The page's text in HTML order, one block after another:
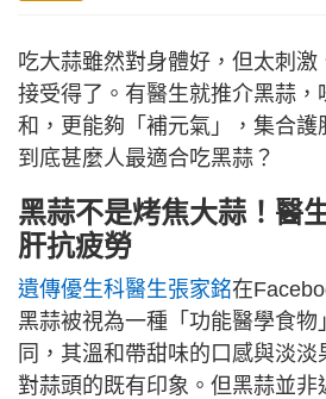
吃大蒜雖然對身體好，但太刺激
接受得了。有醫生就推介黑蒜，
和，更能夠「補元氣」，集合護
到底甚麼人最適合吃黑蒜？
黑蒜不是烤焦大蒜！醫
肝抗疲勞
遺傳優生科醫生張家銘在
黑蒜被視為一種「功能醫學食物
同，其溫和帶甜味的口感與淡
對蒜頭的既有印象。但黑蒜並非